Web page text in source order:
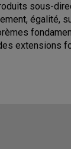
sous-
égalité,
extensions